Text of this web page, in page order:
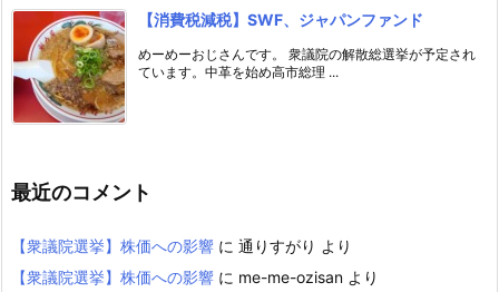
【消費税減税】SWF、ジャパンファンド
めーめーおじさんです。 衆議院の解散総選挙が予定され
ています。中革を始め高市総理 ...
最近のコメント
【衆議院選挙】株価への影響 に 通りすがり より
【衆議院選挙】株価への影響 に me-me-ozisan より